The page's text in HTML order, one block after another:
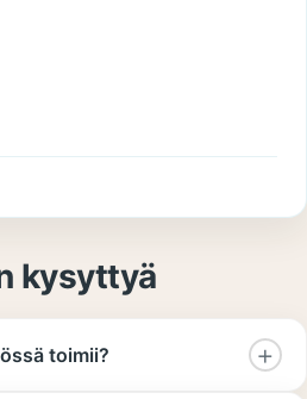
kysyttyä
toimii?